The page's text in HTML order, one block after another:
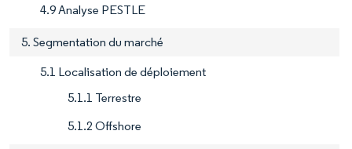
4.9 Analyse PESTLE
5. Segmentation du marché
5.1 Localisation de déploiement
5.1.1 Terrestre
5.1.2 Offshore